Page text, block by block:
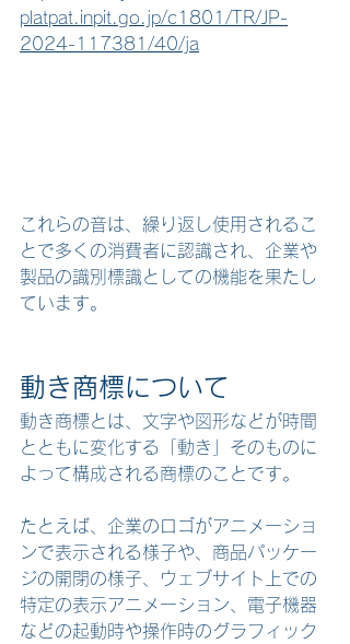
platpat.inpit.go.jp/c1801/TR/JP-
2024-117381/40/ja
これらの音は、繰り返し使用されるこ
とで多くの消費者に認識され、企業や
製品の識別標識としての機能を果たし
ています。
動き商標について
動き商標とは、文字や図形などが時間
とともに変化する「動き」そのものに
よって構成される商標のことです。
たとえば、企業のロゴがアニメーショ
ンで表示される様子や、商品パッケー
ジの開閉の様子、ウェブサイト上での
特定の表示アニメーション、電子機器
などの起動時や操作時のグラフィック